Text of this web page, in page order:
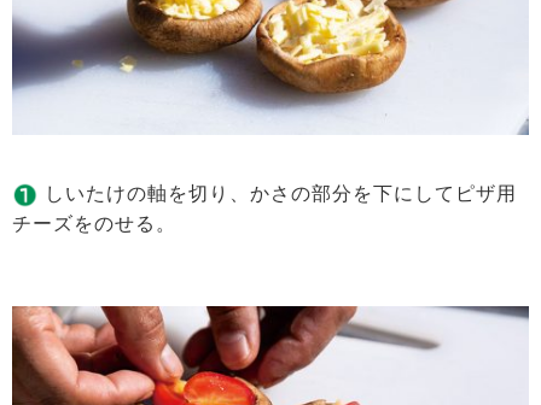
しいたけの軸を切り、かさの部分を下にしてピザ用
チーズをのせる。